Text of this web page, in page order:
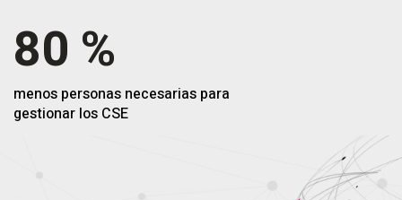
80 %
menos personas necesarias para
gestionar los CSE